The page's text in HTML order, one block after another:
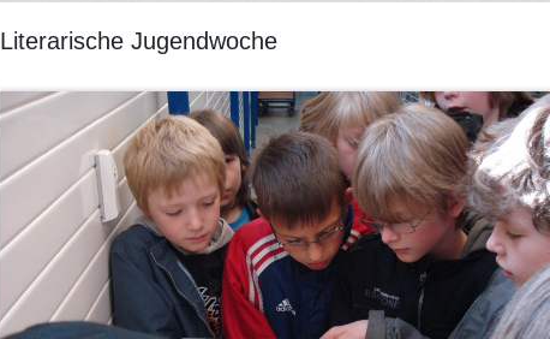
Literarische Jugendwoche